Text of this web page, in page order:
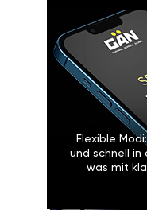
Flexible
und schnell in
was mit